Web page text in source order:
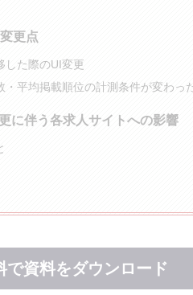
更点
た際のUI変更
平均掲載順位の計測条件が変わっ
に伴う各求人サイトへの影響
で資料をダウンロード